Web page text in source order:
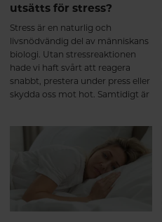
utsätts för stress?
Stress är en naturlig och
livsnödvändig del av människans
biologi. Utan stressreaktionen
hade vi haft svårt att reagera
snabbt, prestera under press eller
skydda oss mot hot. Samtidigt är
på både kropp och psyke i det
moderna samhället. För att förstå
hur stress påverkar oss – och hur
vi kan hantera den bättre –
behöver vi börja med vad som
faktiskt sker i kroppen.